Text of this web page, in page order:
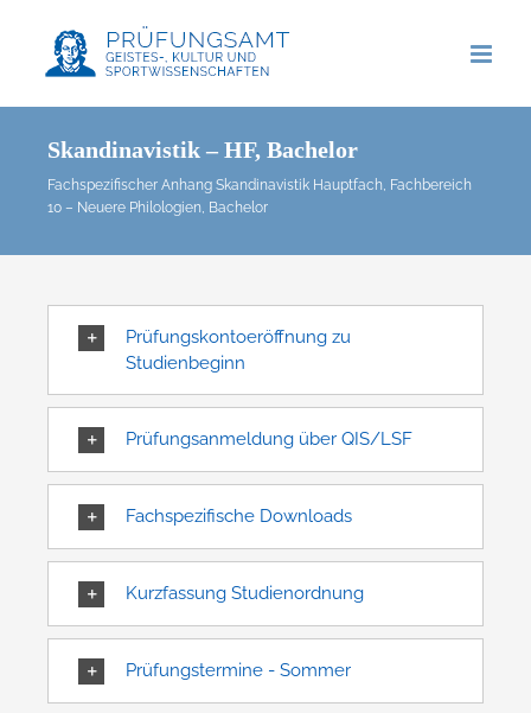
springen
Skandinavistik – HF, Bachelor
Fachspezifischer Anhang Skandinavistik Hauptfach, Fachbereich
10 – Neuere Philologien, Bachelor
Prüfungskontoeröffnung zu
Studienbeginn
Prüfungsanmeldung über QIS/LSF
Fachspezifische Downloads
Kurzfassung Studienordnung
Prüfungstermine - Sommer